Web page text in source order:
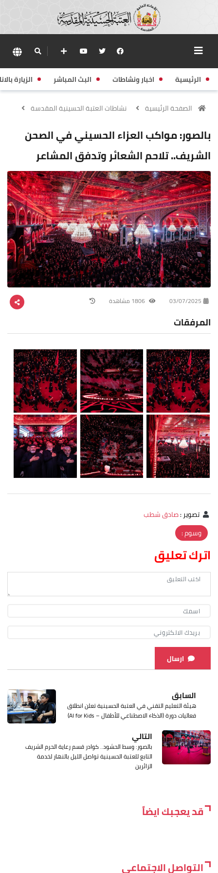
الرئيسية اخبار ونشاطات البث المباشر الزيارة
الصفحة الرئيسية نشاطات العتبة الحسينية المقدسة
بالصور: مواكب العزاء الحسيني في الصحن
الشريف.. تلاحم الشعائر وتدفق المشاعر
03/07/2025
المرفقات
تصوير:صادق شطب
وسوم :
اترك تعليق
ارسال
السابق
هيئة التعليم التقني في العتبة الحسينية تعلن انطلاق
فعاليات دورة (الذكاء الاصطناعي للأطفال – AI for Kids)
التالي
بالصور: وسط الحشود.. كوادر قسم رعاية الحرم الشريف
التابع للعتبة الحسينية تواصل الليل بالنهار لخدمة
الزائرين
قد يعجبك ايضاً
التواصل الاجتماعي